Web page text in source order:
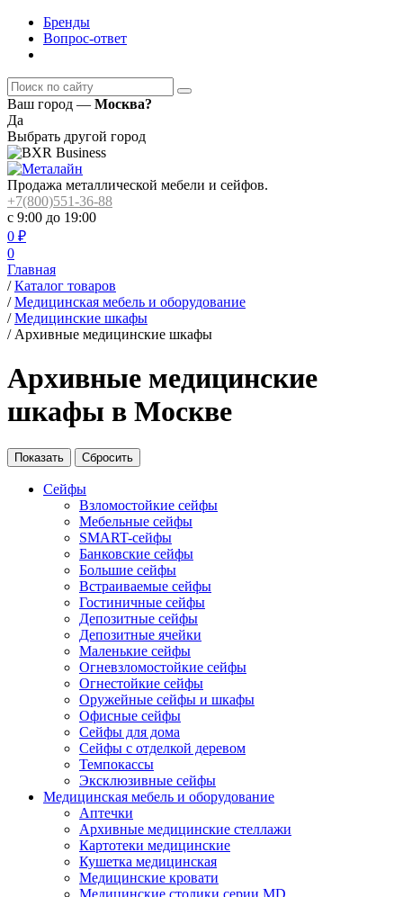
Бренды
Вопрос-ответ
Ваш город — Москва?
Да
Выбрать другой город
Продажа металлической мебели и сейфов.
+7(800)551-36-88
с 9:00 до 19:00
0 ₽
0
Главная
/ Каталог товаров
/ Медицинская мебель и оборудование
/ Медицинские шкафы
/ Архивные медицинские шкафы
Архивные медицинские
шкафы в Москве
Сейфы
Взломостойкие сейфы
Мебельные сейфы
SMART-сейфы
Банковские сейфы
Большие сейфы
Встраиваемые сейфы
Гостиничные сейфы
Депозитные сейфы
Депозитные ячейки
Маленькие сейфы
Огневзломостойкие сейфы
Огнестойкие сейфы
Оружейные сейфы и шкафы
Офисные сейфы
Сейфы для дома
Сейфы с отделкой деревом
Темпокассы
Эксклюзивные сейфы
Медицинская мебель и оборудование
Аптечки
Архивные медицинские стеллажи
Картотеки медицинские
Кушетка медицинская
Медицинские кровати
Медицинские столики серии MD